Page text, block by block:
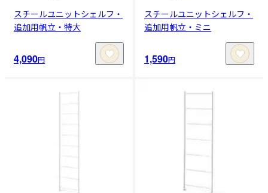
スチールユニットシェルフ・
追加用帆立・特大
4,090円
スチールユニットシェルフ・
追加用帆立・ミニ
1,590円